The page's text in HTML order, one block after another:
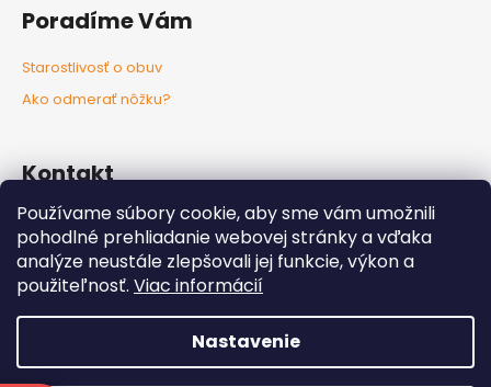
Používame súbory cookie, aby sme vám umožnili
pohodlné prehliadanie webovej stránky a vďaka
analýze neustále zlepšovali jej funkcie, výkon a
použiteľnosť. Viac informácií
Nastavenie
Poradíme Vám
Starostlivosť o obuv
Ako odmerať nôžku?
Kontakt
info@nozkaobujsa.sk
+421907383063
Nozkaobujsa.sk
Nozkaobujsa